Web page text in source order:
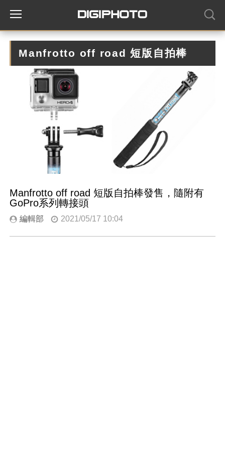
Manfrotto off road 短版自拍棒
Manfrotto off road 短版自拍棒發售，隨附有
GoPro系列轉接頭
編輯部 2021/05/17 10:04